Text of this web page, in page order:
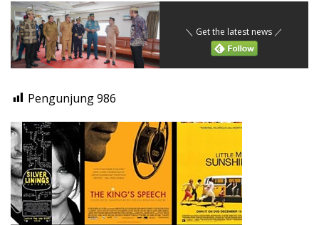
＼ Get the latest news ／
Pengunjung986